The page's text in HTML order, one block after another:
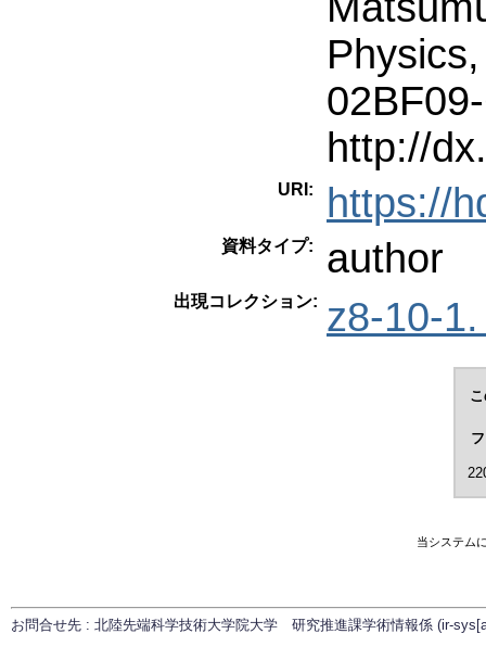
http://
URI: https://
資料タイプ: author
出現コレクション: z8-10-
当システム
お問合せ先 : 北陸先端科学技術大学院大学 研究推進課学術情報係 (ir-